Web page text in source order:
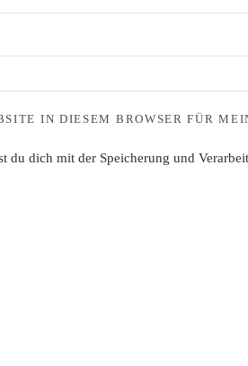
IN DIESEM BROWSER FÜR
du dich mit der Speicherung und